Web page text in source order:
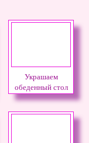
Украшаем
обеденный стол